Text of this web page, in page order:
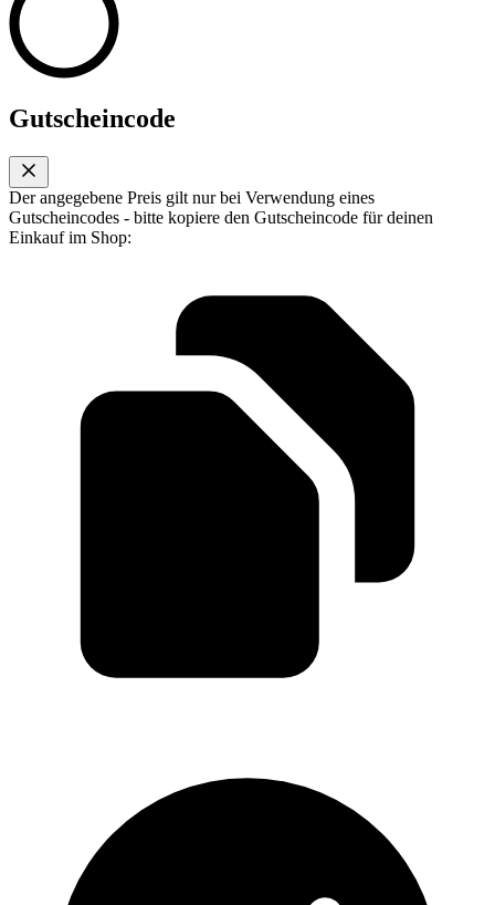
Gutscheincode
Der angegebene Preis gilt nur bei Verwendung eines
Gutscheincodes - bitte kopiere den Gutscheincode für deinen
Einkauf im Shop: